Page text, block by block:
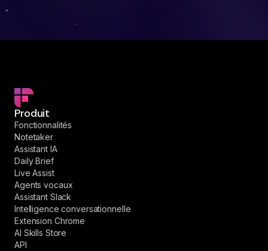
Produit
Fonctionnalités
Notetaker
Assistant IA
Daily Brief
Live Assist
Agents vocaux
Assistant Slack
Intelligence conversationnelle
Extension Chrome
AI Skills Store
API